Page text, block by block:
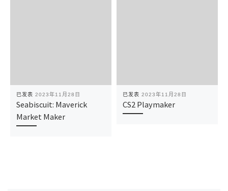
已发表 2023年11月28日
Seabiscuit: Maverick
Market Maker
已发表 2023年11月28日
CS2 Playmaker